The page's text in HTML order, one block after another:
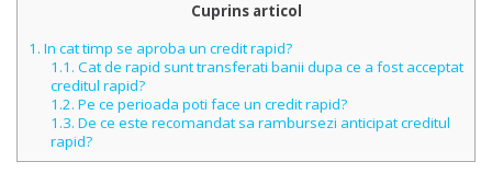
Cuprins articol
1. In cat timp se aproba un credit rapid?
1.1. Cat de rapid sunt transferati banii dupa ce a fost acceptat
creditul rapid?
1.2. Pe ce perioada poti face un credit rapid?
1.3. De ce este recomandat sa rambursezi anticipat creditul
rapid?